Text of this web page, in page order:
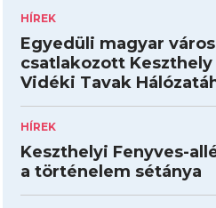
HÍREK
Egyedüli magyar
csatlakozott Keszthely
Vidéki Tavak
HÍREK
Keszthelyi Fenyves-
a történelem sétánya